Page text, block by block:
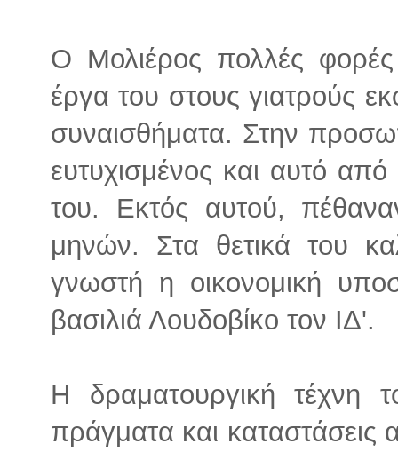
Ο Μολιέρος πολλές
έργα του στους γιατρούς
συναισθήματα. Στην
ευτυχισμένος και αυτό
του. Εκτός αυτού,
μηνών. Στα θετικά του
γνωστή η οικονομική
βασιλιά Λουδοβίκο τον ΙΔ'.
Η δραματουργική τέχνη
πράγματα και καταστάσεις